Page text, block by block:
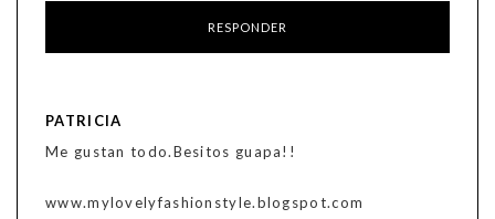
RESPONDER
PATRICIA
Me gustan todo.Besitos guapa!!
www.mylovelyfashionstyle.blogspot.com